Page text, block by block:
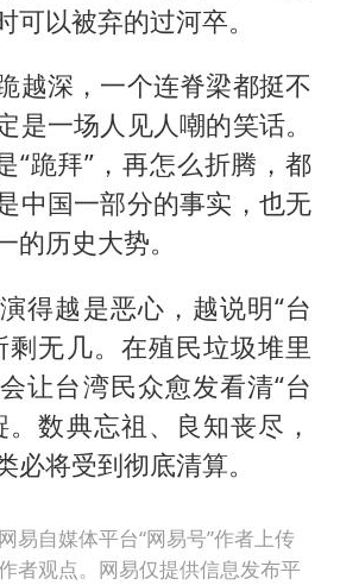
可以被弃的过河卒。
越深，一个连脊梁都挺不
是一场人见人嘲的笑话。
“跪拜”，再怎么折腾，都
中国一部分的事实，也无
的历史大势。
得越是恶心，越说明“台
剩无几。在殖民垃圾堆里
让台湾民众愈发看清“台
数典忘祖、良知丧尽，
必将受到彻底清算。
易自媒体平台“网易号”作者上传
者观点。网易仅提供信息发布平